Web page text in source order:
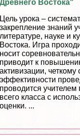
Древнего Востока"
Цель урока –
закрепление знаний
литературе, науке и
Востока. Игра
носит
приводит к
активизации,
эффективности
проводится учителем
всего класса с
оценки. ...